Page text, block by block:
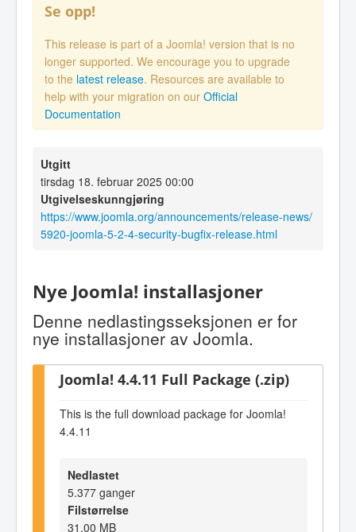
Se opp!
This release is part of a Joomla! version that is no
longer supported. We encourage you to upgrade
to the latest release. Resources are available to
help with your migration on our Official
Documentation
Utgitt
tirsdag 18. februar 2025 00:00
Utgivelseskunngjøring
https://www.joomla.org/announcements/release-news/
5920-joomla-5-2-4-security-bugfix-release.html
Nye Joomla! installasjoner
Denne nedlastingsseksjonen er for
nye installasjoner av Joomla.
Joomla! 4.4.11 Full Package (.zip)
This is the full download package for Joomla!
4.4.11
Nedlastet
5.377 ganger
Filstørrelse
31,00 MB